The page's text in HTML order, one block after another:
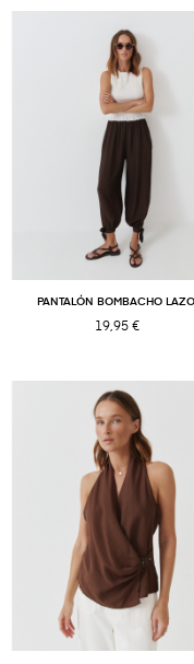
PANTALÓN BOMBACHO
19,95 €